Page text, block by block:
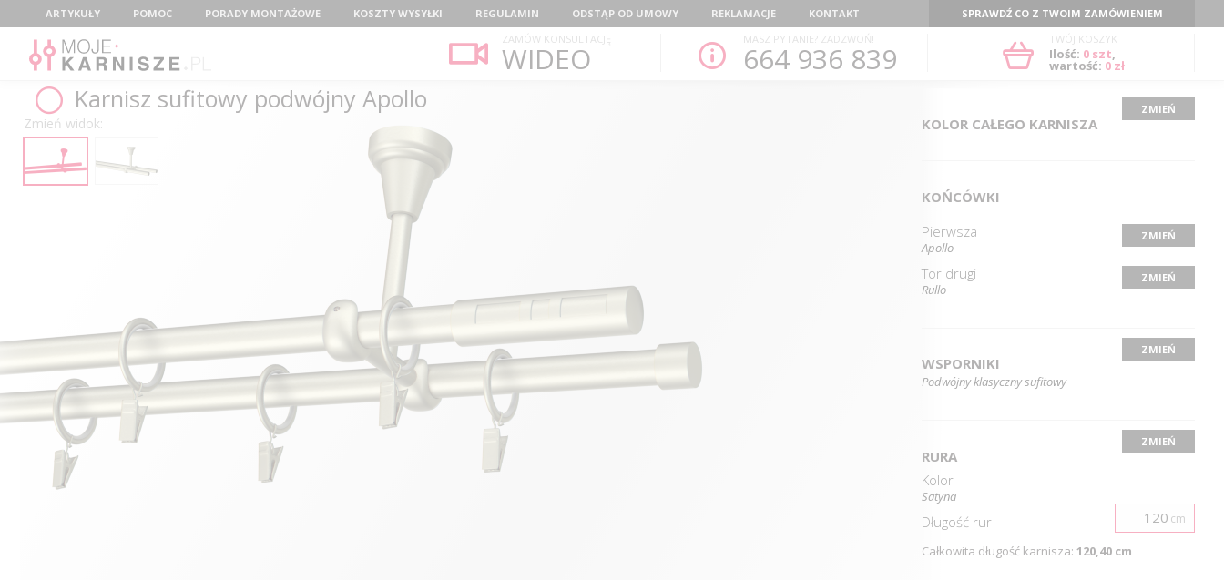
MenuARTYKUŁY POMOC PORADY MONTAŻOWE KOSZTY WYSYŁKI REGULAMIN ODSTĄP OD UMOWY REKLAMACJE KONTAKT
SPRAWDŹ CO Z TWOIM ZAMÓWIENIEM
ZAMÓW KONSULTACJĘ
WIDEO
MASZ PYTANIE? ZADZWOŃ!
664 936 839
TWÓJ KOSZYK
Ilość: 0szt,
wartość: 0 zł
Karnisz sufitowy podwójny Apollo
KOLOR CAŁEGO KARNISZA
ZMIEŃ
KOŃCÓWKI
Pierwsza
Apollo
ZMIEŃ
Tor drugi
Rullo
ZMIEŃ
WSPORNIKI
Podwójny klasyczny sufitowy
ZMIEŃ
RURA
ZMIEŃ
Kolor
Satyna
Długość rur cm
Całkowita długość karnisza: 120,40 cm
Zmień widok: